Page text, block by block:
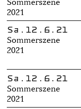
2021
Sa.12.6.21
Sommerszene
2021
Sa.12.6.21
Sommerszene
2021